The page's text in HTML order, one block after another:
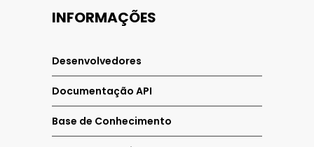
INFORMAÇÕES
Desenvolvedores
Documentação API
Base de Conhecimento